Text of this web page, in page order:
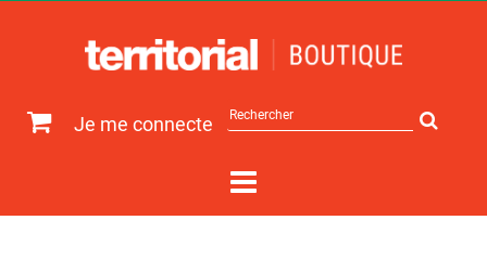
Je me connecte
sur